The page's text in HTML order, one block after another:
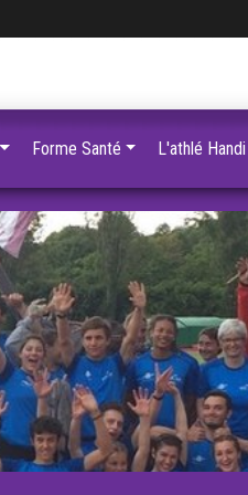
Forme Santé L'athlé Handi